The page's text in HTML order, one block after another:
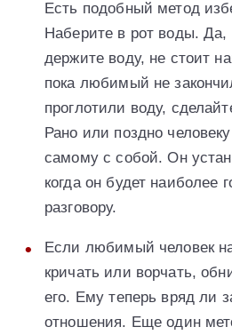
Есть подобный метод
Наберите в рот воды.
держите воду, не стоит
пока любимый не
проглотили воду,
Рано или поздно
самому с собой. Он
когда он будет наиболее
разговору.
Если любимый человек
кричать или ворчать,
его. Ему теперь вряд ли
отношения. Еще один